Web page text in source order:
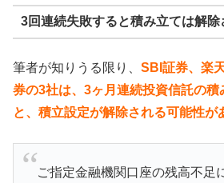
3回連続失敗すると積み立ては解除
筆者が知りうる限り、 SBI証券、楽
券の3社は、3ヶ月連続投資信託の積
と、積立設定が解除される可能性が
ご指定金融機関口座の残高不足